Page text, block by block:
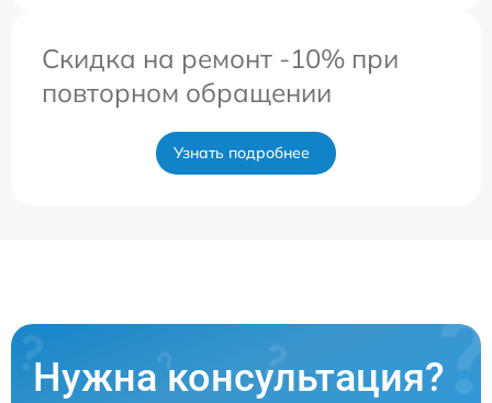
Скидка на ремонт -10% при
повторном обращении
Узнать подробнее
Нужна консультация?